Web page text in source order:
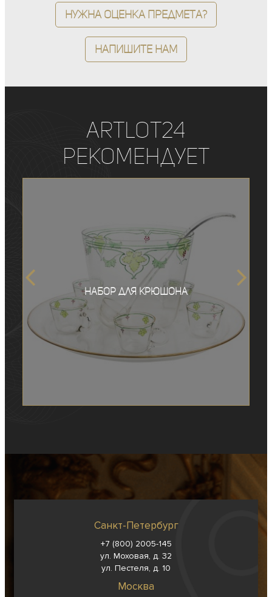
Нужна оценка предмета?
Напишите нам
ArtLot24
рекомендует
Набор для крюшона
Санкт-Петербург
+7 (800) 2005-145
ул. Моховая, д. 32
ул. Пестеля, д. 10
Москва